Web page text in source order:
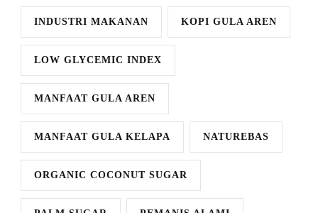
INDUSTRI MAKANAN KOPI GULA AREN
LOW GLYCEMIC INDEX
MANFAAT GULA AREN
MANFAAT GULA KELAPA NATUREBAS
ORGANIC COCONUT SUGAR